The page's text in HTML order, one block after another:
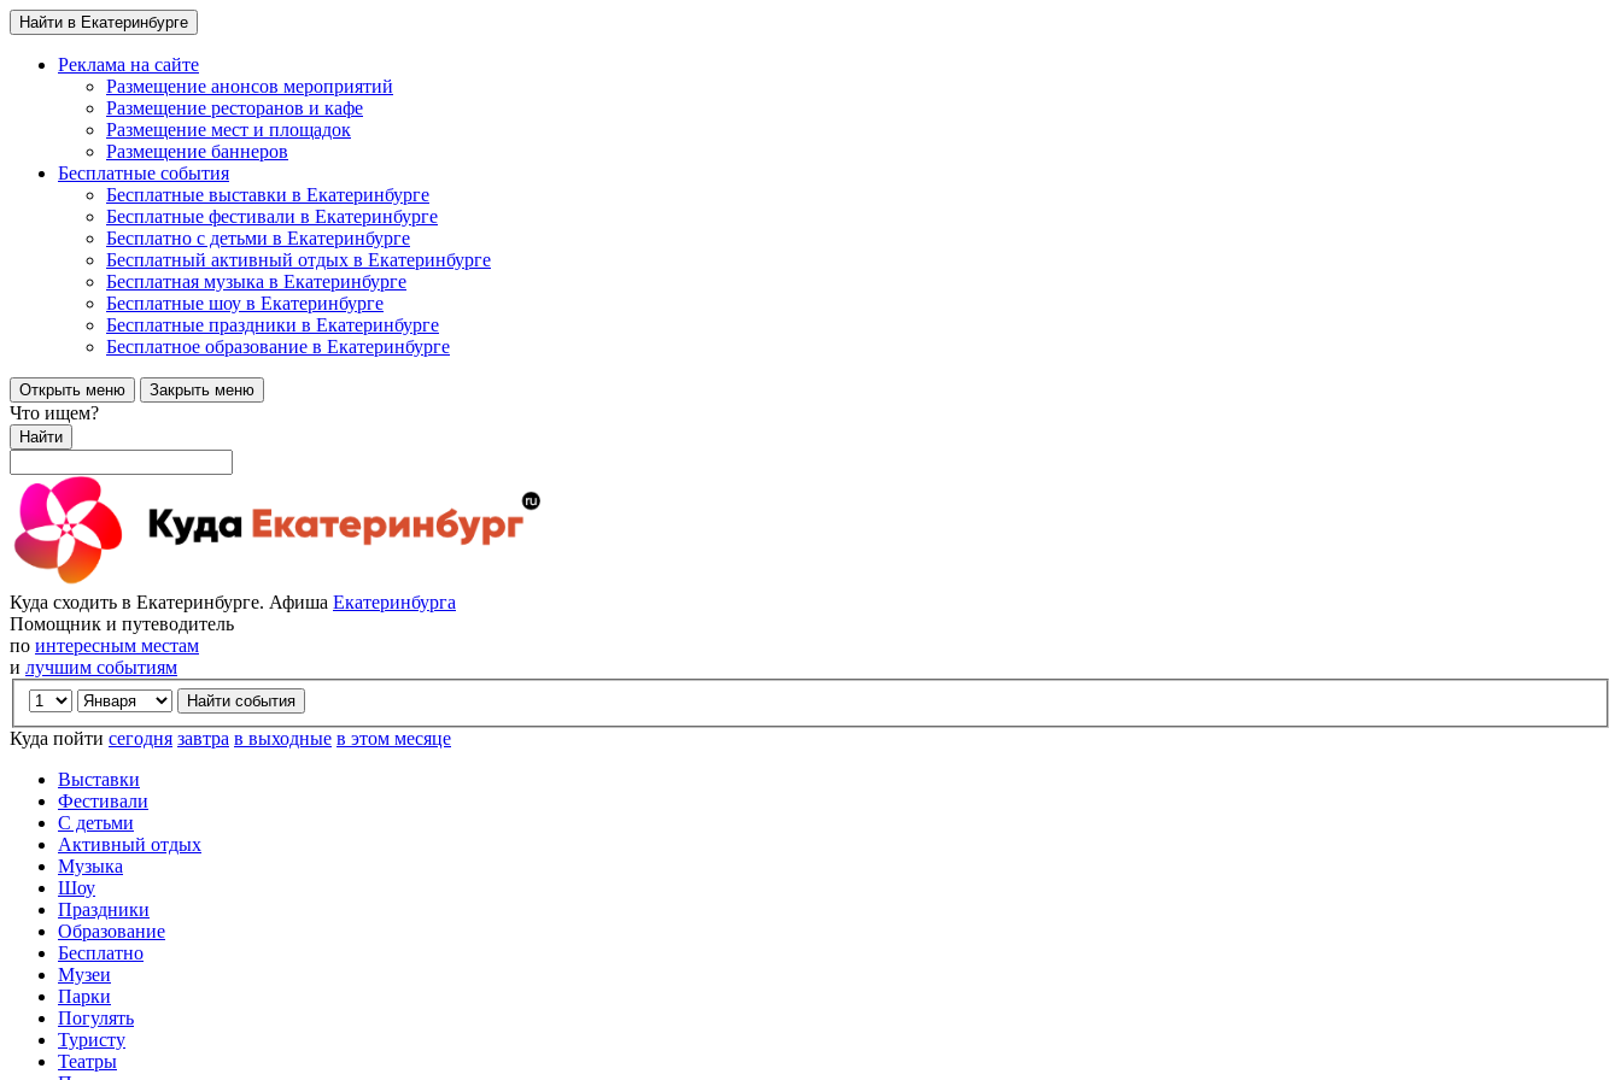
Найти в Екатеринбурге
Реклама на сайте
Размещение анонсов мероприятий
Размещение ресторанов и кафе
Размещение мест и площадок
Размещение баннеров
Бесплатные события
Бесплатные выставки в Екатеринбурге
Бесплатные фестивали в Екатеринбурге
Бесплатно с детьми в Екатеринбурге
Бесплатный активный отдых в Екатеринбурге
Бесплатная музыка в Екатеринбурге
Бесплатные шоу в Екатеринбурге
Бесплатные праздники в Екатеринбурге
Бесплатное образование в Екатеринбурге
Открыть меню Закрыть меню
Что ищем?
Найти
Куда сходить в Екатеринбурге. Афиша Екатеринбурга
Помощник и путеводитель
по интересным местам
и лучшим событиям
Куда пойти сегодня завтра в выходные в этом месяце
Выставки
Фестивали
С детьми
Активный отдых
Музыка
Шоу
Праздники
Образование
Бесплатно
Музеи
Парки
Погулять
Туристу
Театры